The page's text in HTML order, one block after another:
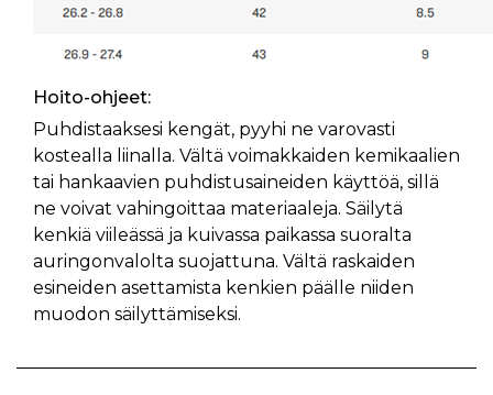
Hoito-ohjeet:
Puhdistaaksesi kengät, pyyhi ne varovasti
kostealla liinalla. Vältä voimakkaiden kemikaalien
tai hankaavien puhdistusaineiden käyttöä, sillä
ne voivat vahingoittaa materiaaleja. Säilytä
kenkiä viileässä ja kuivassa paikassa suoralta
auringonvalolta suojattuna. Vältä raskaiden
esineiden asettamista kenkien päälle niiden
muodon säilyttämiseksi.